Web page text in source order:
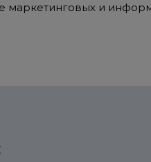
маркетинговых и